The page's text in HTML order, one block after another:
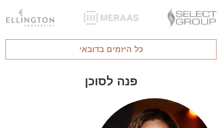
כל היזמים בדובאי
פנה לסוכן